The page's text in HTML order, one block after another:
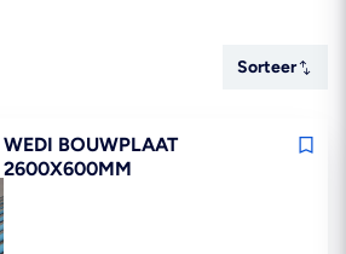
Sorteer
Sorteer
WEDI BOUWPLAAT
2600X600MM